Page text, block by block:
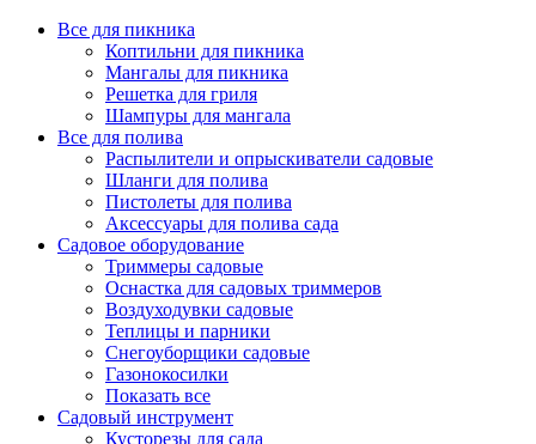
Все для пикника
Коптильни для пикника
Мангалы для пикника
Решетка для гриля
Шампуры для мангала
Все для полива
Распылители и опрыскиватели садовые
Шланги для полива
Пистолеты для полива
Аксессуары для полива сада
Садовое оборудование
Триммеры садовые
Оснастка для садовых триммеров
Воздуходувки садовые
Теплицы и парники
Снегоуборщики садовые
Газонокосилки
Показать все
Садовый инструмент
Кусторезы для сада